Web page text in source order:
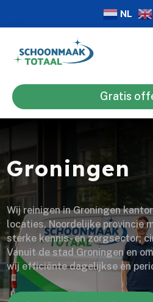
NL
Gratis
Groningen
Wij reinigen in Groningen
locaties. Noordelijke provincie
sterke kennis- en zorgsector;
Vanuit de stad Groningen en
wij efficiënte dagelijkse en